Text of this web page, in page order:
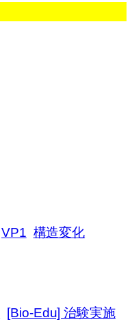
VP1 構造変化
[Bio-Edu] 治験実施